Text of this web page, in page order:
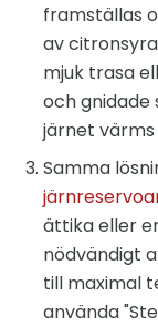
framställas
av
mjuk trasa
och gnidade
järnet
Samma
ättika eller
nödvändigt
till maximal
använda